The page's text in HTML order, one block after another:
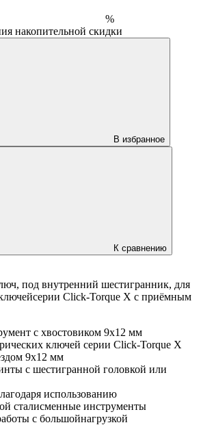
%
накопительной скидки
В избранное
К сравнению
под внутренний шестигранник, для
Click-Torque X с приёмным
с хвостовиком 9x12 мм
ключей серии Click-Torque X
9x12 мм
с шестигранной головкой или
использованию
сталисменные инструменты
с большойнагрузкой